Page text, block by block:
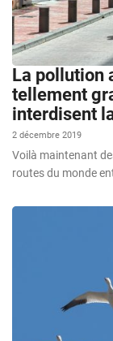
La pollution
tellement
interdisent
2 décembre 2019
Voilà maintenant
routes du monde